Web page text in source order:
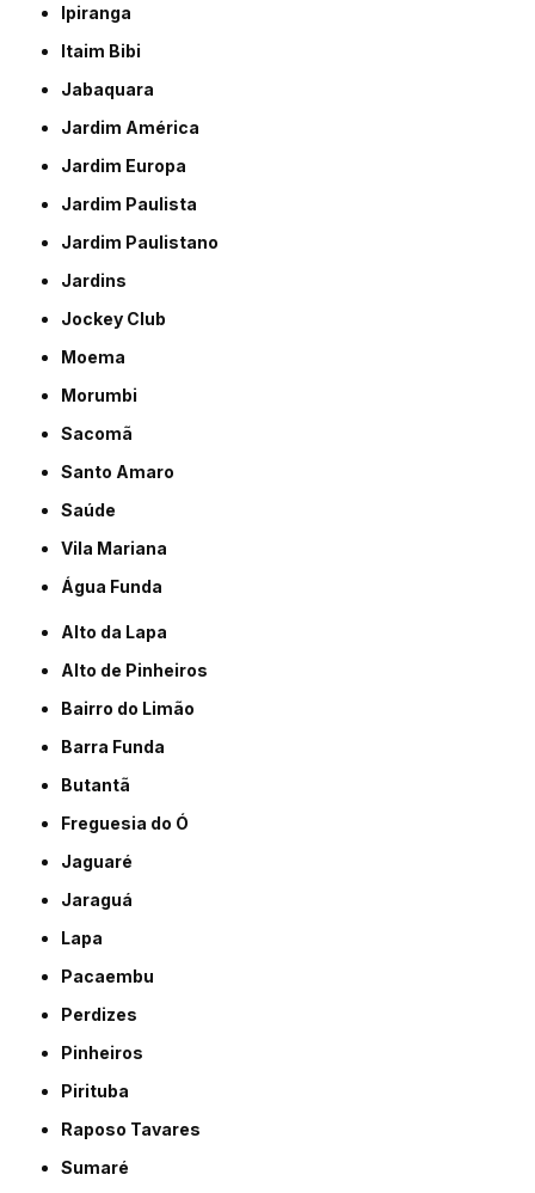
Ipiranga
Itaim Bibi
Jabaquara
Jardim América
Jardim Europa
Jardim Paulista
Jardim Paulistano
Jardins
Jockey Club
Moema
Morumbi
Sacomã
Santo Amaro
Saúde
Vila Mariana
Água Funda
Alto da Lapa
Alto de Pinheiros
Bairro do Limão
Barra Funda
Butantã
Freguesia do Ó
Jaguaré
Jaraguá
Lapa
Pacaembu
Perdizes
Pinheiros
Pirituba
Raposo Tavares
Sumaré